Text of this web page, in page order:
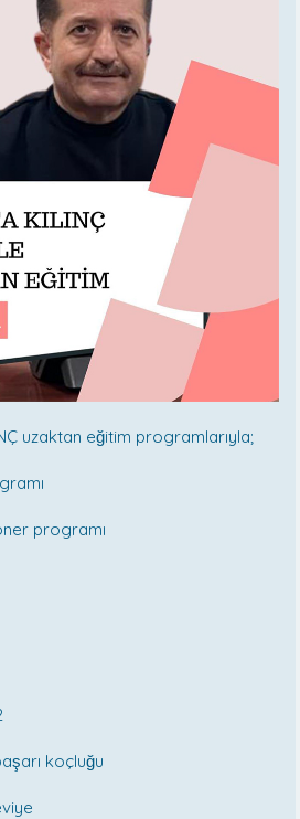
uzaktan eğitim programlarıyla;
programı
koçluğu